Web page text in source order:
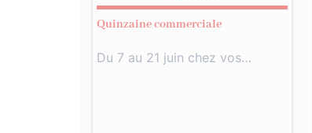
Quinzaine commerciale
Du 7 au 21 juin chez vos…